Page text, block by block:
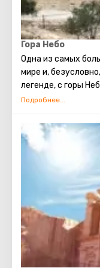
Гора Небо
Одна из самых
мире и,
легенде, с горы
пророк Моисей. И
Гора никогда не
разные гости.
места, так
полюбоваться
местом: на горе
напоминающая о
Вместе церковь и
посвященный
монастырь. Каков
неизвестно, но